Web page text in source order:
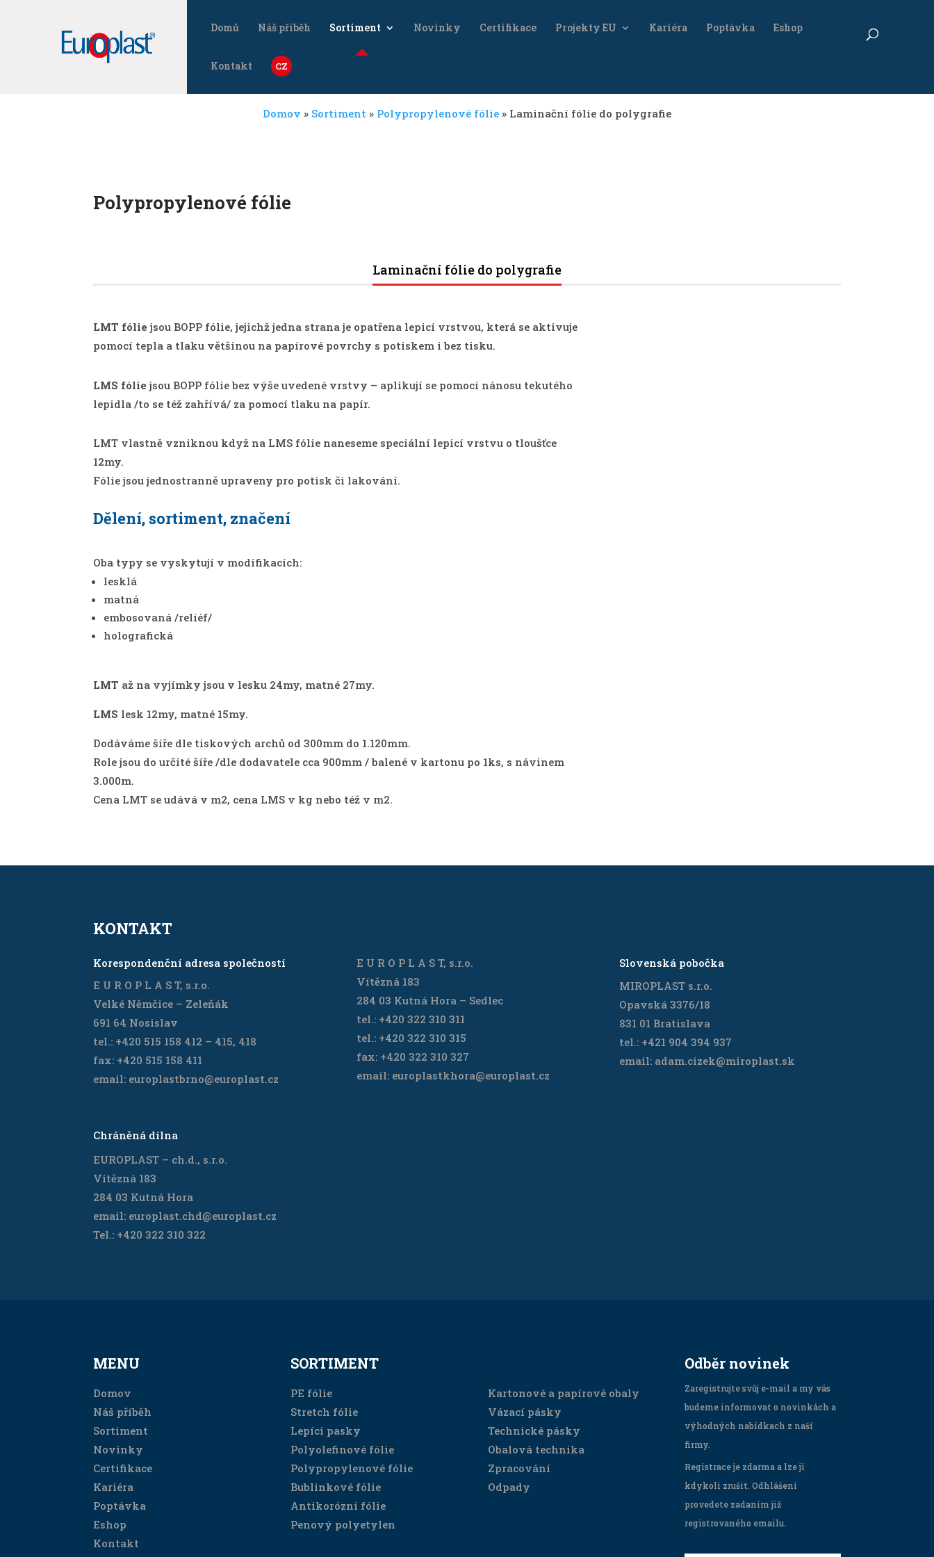
Domů Náš příběh Sortiment Novinky Certifikace Projekty EU Kariéra Poptávka Eshop
Kontakt
Domov » Sortiment » Polypropylenové fólie » Laminační fólie do polygrafie
Polypropylenové fólie
Laminační fólie do polygrafie
LMT fólie jsou BOPP fólie, jejichž jedna strana je opatřena lepicí vrstvou, která se aktivuje
pomocí tepla a tlaku většinou na papírové povrchy s potiskem i bez tisku.
LMS fólie jsou BOPP fólie bez výše uvedené vrstvy – aplikují se pomocí nánosu tekutého
lepidla /to se též zahřívá/ za pomocí tlaku na papír.
LMT vlastně vzniknou když na LMS fólie naneseme speciální lepicí vrstvu o tloušťce
12my.
Fólie jsou jednostranně upraveny pro potisk či lakování.
Dělení, sortiment, značení
Oba typy se vyskytují v modifikacích:
lesklá
matná
embosovaná /reliéf/
holografická
LMT až na vyjímky jsou v lesku 24my, matné 27my.
LMS lesk 12my, matné 15my.
Dodáváme šíře dle tiskových archů od 300mm do 1.120mm.
Role jsou do určité šíře /dle dodavatele cca 900mm / balené v kartonu po 1ks, s návinem
3.000m.
Cena LMT se udává v m2, cena LMS v kg nebo též v m2.
KONTAKT
Korespondenční adresa společností
E U R O P L A S T, s.r.o.
Velké Němčice – Zeleňák
691 64 Nosislav
tel.: +420 515 158 412 – 415, 418
fax: +420 515 158 411
email: europlastbrno@europlast.cz
E U R O P L A S T, s.r.o.
Vítězná 183
284 03 Kutná Hora – Sedlec
tel.: +420 322 310 311
tel.: +420 322 310 315
fax: +420 322 310 327
email: europlastkhora@europlast.cz
Slovenská pobočka
MIROPLAST s.r.o.
Opavská 3376/18
831 01 Bratislava
tel.: +421 904 394 937
email: adam.cizek@miroplast.sk
Chráněná dílna
EUROPLAST – ch.d., s.r.o.
Vítězná 183
284 03 Kutná Hora
email: europlast.chd@europlast.cz
Tel.: +420 322 310 322
MENU
Domov
Náš příběh
Sortiment
Novinky
Certifikace
Kariéra
Poptávka
Eshop
Kontakt
SORTIMENT
PE fólie
Stretch fólie
Lepíci pasky
Polyolefinové fólie
Polypropylenové fólie
Bublinkové fólie
Antikorózní fólie
Penový polyetylen
Kartonové a papírové obaly
Vázací pásky
Technické pásky
Obalová technika
Zpracování
Odpady
Odběr novinek
Zaregistrujte svůj e-mail a my vás
budeme informovat o novinkách a
výhodných nabídkach z naší
firmy.
Registrace je zdarma a lze ji
kdykoli zrušit. Odhlášení
provedete zadaním již
registrovaného emailu.